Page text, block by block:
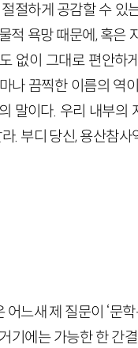
절하게 공감할 수
적 욕망 때문에, 혹은
없이 그대로 편안하
나 끔찍한 이름의 역
말이다. 우리 내부
. 부디 당신, 용산참사
어느새 제 질문이 ‘문
기에는 가능한 한 간